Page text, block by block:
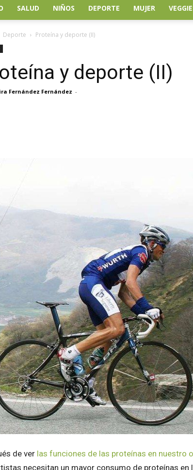
SALUD NIÑOS DEPORTE MUJER
Deporte Proteína y deporte (II)
y deporte (II)
Fernández Fernández -
de ver las funciones de las proteínas en nuestro
necesitan un mayor consumo de proteínas en